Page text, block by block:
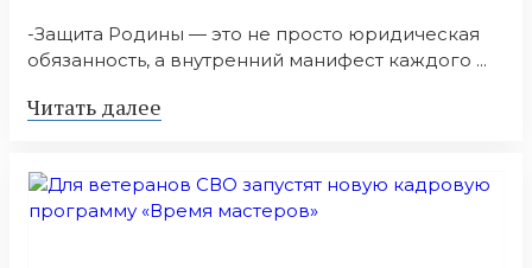
-Защита Родины — это не просто юридическая
обязанность, а внутренний манифест каждого ...
Читать далее